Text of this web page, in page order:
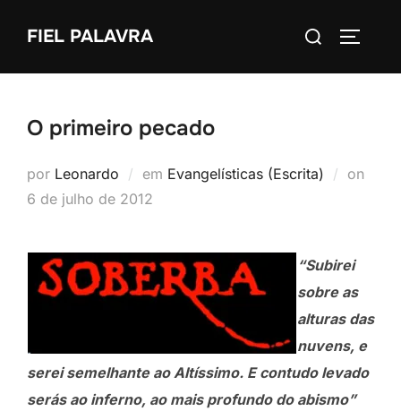
FIEL PALAVRA
Pesquisar
O primeiro pecado
por Leonardo em Evangelísticas (Escrita) on
6 de julho de 2012
“Subirei
sobre as
alturas das
nuvens, e
serei semelhante ao Altíssimo. E contudo levado
serás ao inferno, ao mais profundo do abismo”